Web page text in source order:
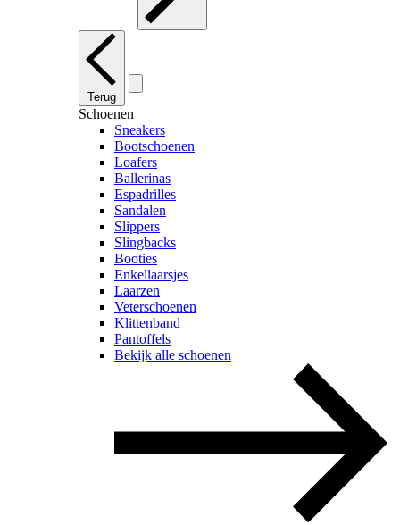
Terug
Schoenen
Sneakers
Bootschoenen
Loafers
Ballerinas
Espadrilles
Sandalen
Slippers
Slingbacks
Booties
Enkellaarsjes
Laarzen
Veterschoenen
Klittenband
Pantoffels
Bekijk alle schoenen